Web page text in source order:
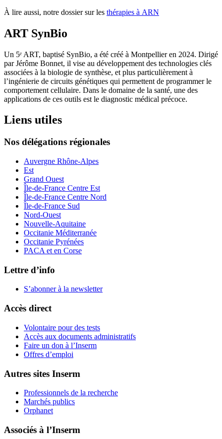
À lire aussi, notre dossier sur les thérapies à ARN
ART SynBio
Un 5ᵉ ART, baptisé SynBio, a été créé à Montpellier en 2024. Dirigé
par Jérôme Bonnet, il vise au développement des technologies clés
associées à la biologie de synthèse, et plus particulièrement à
l’ingénierie de circuits génétiques qui permettent de programmer le
comportement cellulaire. Dans le domaine de la santé, une des
applications de ces outils est le diagnostic médical précoce.
Liens utiles
Nos délégations régionales
Auvergne Rhône-Alpes
Est
Grand Ouest
Île-de-France Centre Est
Île-de-France Centre Nord
Île-de-France Sud
Nord-Ouest
Nouvelle-Aquitaine
Occitanie Méditerranée
Occitanie Pyrénées
PACA et en Corse
Lettre d’info
S’abonner à la newsletter
Accès direct
Volontaire pour des tests
Accès aux documents administratifs
Faire un don à l’Inserm
Offres d’emploi
Autres sites Inserm
Professionnels de la recherche
Marchés publics
Orphanet
Associés à l’Inserm